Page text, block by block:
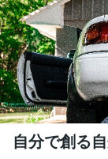
自分で創る